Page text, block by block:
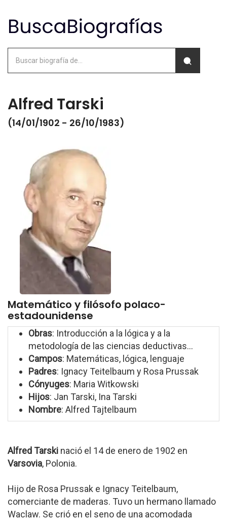
Alfred Tarski
(14/01/1902 - 26/10/1983)
Matemático y filósofo polaco-
estadounidense
Obras: Introducción a la lógica y a la
metodología de las ciencias deductivas...
Campos: Matemáticas, lógica, lenguaje
Padres: Ignacy Teitelbaum y Rosa Prussak
Cónyuges: Maria Witkowski
Hijos: Jan Tarski, Ina Tarski
Nombre: Alfred Tajtelbaum
Alfred Tarski nació el 14 de enero de 1902 en
Varsovia, Polonia.
Hijo de Rosa Prussak e Ignacy Teitelbaum,
comerciante de maderas. Tuvo un hermano llamado
Waclaw. Se crió en el seno de una acomodada